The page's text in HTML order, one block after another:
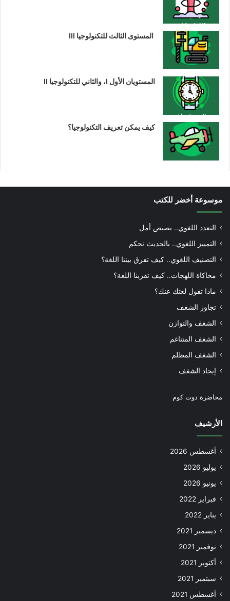
المستوى الثالث للتكنولوجيا III
المستويان الأول I، والثاني للتكنولوجيا II
كيف يمكن تعريف التكنولوجيا؟
موسوعة أخضر للكتب
التعدد اللغوي.. بصيص أمل
التمييز اللغوي.. بالحديث نحكم
التصنيف اللغوي.. كيف تفرق بيننا اللغة؟
محاكاة اللهجات.. كيف تقربنا اللغة؟
ماذا تقول لغتك عنك؟
تجاوز الشغف
الشغف والتوازن
الشغف المتناغم
الشغف المظلم
إيجاد الشغف
محاضرة دوت كوم
الأرشيف
أغسطس 2026
يوليو 2026
يونيو 2026
فبراير 2022
يناير 2022
ديسمبر 2021
نوفمبر 2021
أكتوبر 2021
سبتمبر 2021
أغسطس 2021